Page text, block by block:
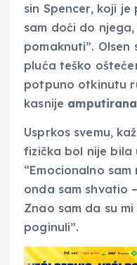
sin Spencer, koji je
sam doći do
pomaknuti”. Olsen
pluća teško
potpuno otkinutu
kasnije amputirana
Usprkos svemu,
fizička bol nije bila
“Emocionalno sam
onda sam shvatio
Znao sam da su
poginuli”.